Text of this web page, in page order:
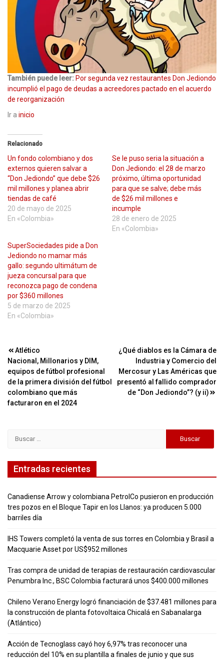
También puede leer: Por segunda vez restaurantes Don Jediondo
incumplió el pago de deudas a acreedores pactado en el acuerdo
de reorganización
Ir a inicio
Relacionado
Un fondo colombiano y dos
externos quieren salvar a
“Don Jediondo” que debe $26
mil millones y planea abrir
tiendas de café
20 de mayo de 2025
En «Colombia»
Se le puso seria la situación a
Don Jediondo: el 28 de marzo
próximo, última oportunidad
para que se salve; debe más
de $26 mil millones e
incumple
28 de enero de 2025
En «Colombia»
SuperSociedades pide a Don
Jediondo no mamar más
gallo: segundo ultimátum de
jueza concursal para que
reconozca pago de condena
por $360 millones
5 de marzo de 2025
En «Colombia»
Navegación
de
entradas
Atlético
Nacional, Millonarios y DIM,
equipos de fútbol profesional
de la primera división del fútbol
colombiano que más
facturaron en el 2024
¿Qué diablos es la Cámara de
Industria y Comercio del
Mercosur y Las Américas que
presentó al fallido comprador
de “Don Jediondo”? (y ii)
Entradas recientes
Canadiense Arrow y colombiana PetrolCo pusieron en producción
tres pozos en el Bloque Tapir en los Llanos: ya producen 5.000
barriles día
IHS Towers completó la venta de sus torres en Colombia y Brasil a
Macquarie Asset por US$952 millones
Tras compra de unidad de terapias de restauración cardiovascular
Penumbra Inc., BSC Colombia facturará unos $400.000 millones
Chileno Verano Energy logró financiación de $37.481 millones para
la construcción de planta fotovoltaica Chicalá en Sabanalarga
(Atlántico)
Acción de Tecnoglass cayó hoy 6,97% tras reconocer una
reducción del 10% en su plantilla a finales de junio y que sus